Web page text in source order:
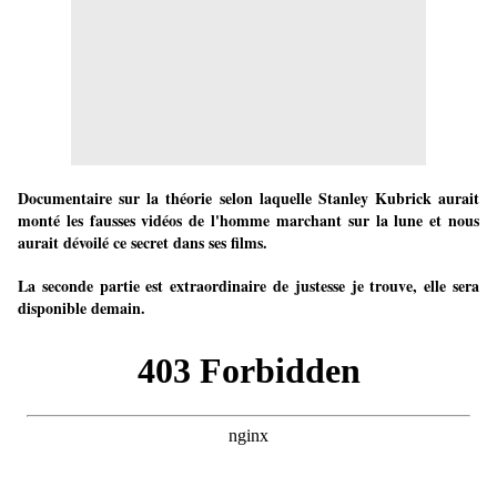
Documentaire sur la théorie selon laquelle Stanley Kubrick aurait
monté les fausses vidéos de l'homme marchant sur la lune et nous
aurait dévoilé ce secret dans ses films.
La seconde partie est extraordinaire de justesse je trouve, elle sera
disponible demain.